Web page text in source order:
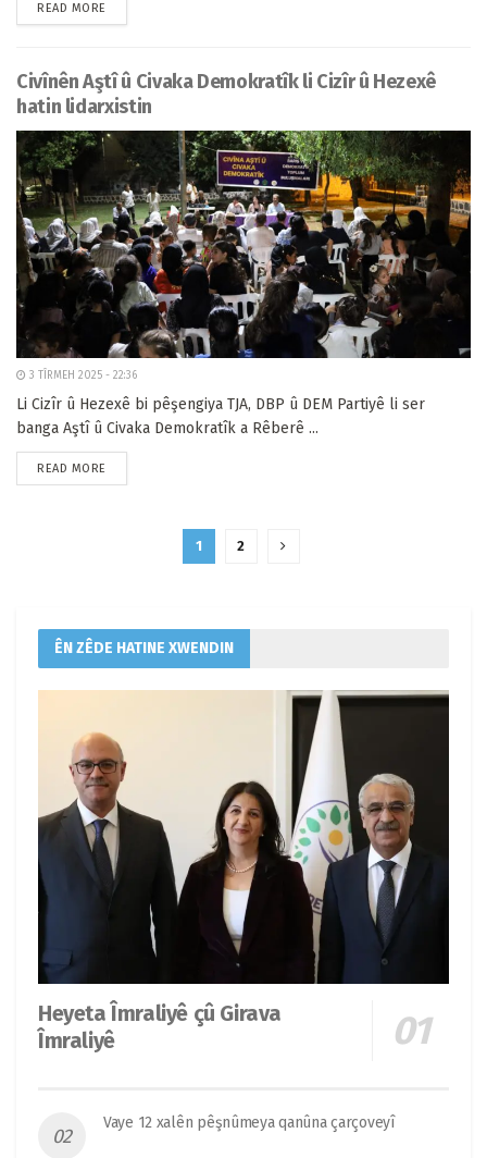
READ MORE
Civînên Aştî û Civaka Demokratîk li Cizîr û Hezexê
hatin lidarxistin
3 TÎRMEH 2025 - 22:36
Li Cizîr û Hezexê bi pêşengiya TJA, DBP û DEM Partiyê li ser
banga Aştî û Civaka Demokratîk a Rêberê ...
READ MORE
1 2
ÊN ZÊDE HATINE XWENDIN
Heyeta Îmraliyê çû Girava
Îmraliyê
Vaye 12 xalên pêşnûmeya qanûna çarçoveyî